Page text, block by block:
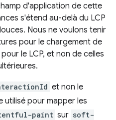
d'application de cette
s'étend au-delà du LCP
Nous ne voulons tenir
pour le chargement de
le LCP, et non de celles
et non le
utilisé pour mapper les
paint sur soft-